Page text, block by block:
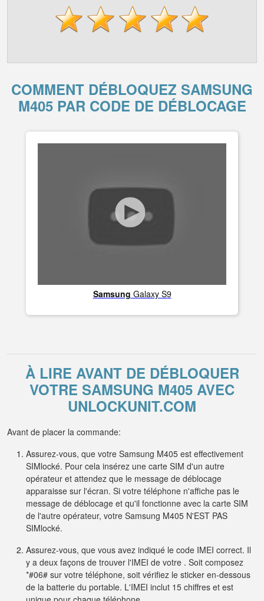
COMMENT DÉBLOQUEZ SAMSUNG
M405 PAR CODE DE DÉBLOCAGE
Samsung Galaxy S9
À LIRE AVANT DE DÉBLOQUER
VOTRE SAMSUNG M405 AVEC
UNLOCKUNIT.COM
Avant de placer la commande:
Assurez-vous, que votre Samsung M405 est effectivement
SIMlocké. Pour cela insérez une carte SIM d'un autre
opérateur et attendez que le message de déblocage
apparaisse sur l'écran. Si votre téléphone n'affiche pas le
message de déblocage et qu'il fonctionne avec la carte SIM
de l'autre opérateur, votre Samsung M405 N'EST PAS
SIMlocké.
Assurez-vous, que vous avez indiqué le code IMEI correct. Il
y a deux façons de trouver l'IMEI de votre . Soit composez
*#06# sur votre téléphone, soit vérifiez le sticker en-dessous
de la batterie du portable. L'IMEI inclut 15 chiffres et est